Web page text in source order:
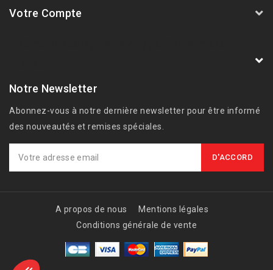
Votre Compte
Notre Newsletter
Abonnez-vous à notre dernière newsletter pour être informé
des nouveautés et remises spéciales.
A propos de nous
Mentions légales
Conditions générale de vente